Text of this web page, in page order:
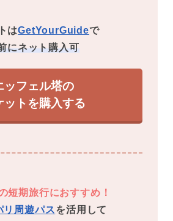
はGetYourGuideで
にネット購入可
ッフェル塔の
ットを購入する
短期旅行におすすめ！
周遊パスを活用して